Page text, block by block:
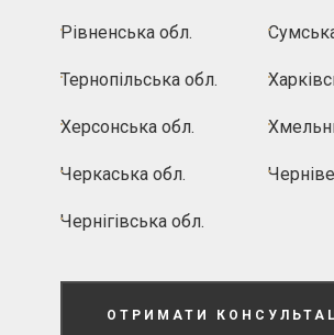
Рівненська обл.
Тернопільська обл.
Херсонська обл.
Черкаська обл.
Чернігівська обл.
ОТРИМАТИ